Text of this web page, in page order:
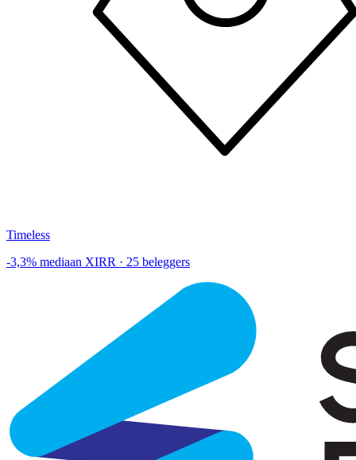
Timeless
-3,3% mediaan XIRR · 25 beleggers